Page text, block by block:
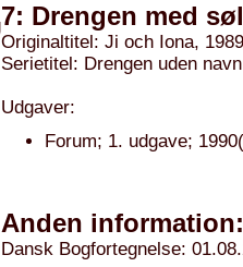
7: Drengen med
Originaltitel: Ji och Iona, 1989
Serietitel: Drengen uden
Udgaver:
Forum; 1. udgave;
Anden information:
Dansk Bogfortegnelse: